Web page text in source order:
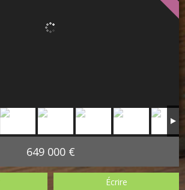
649 000 €
Écrire